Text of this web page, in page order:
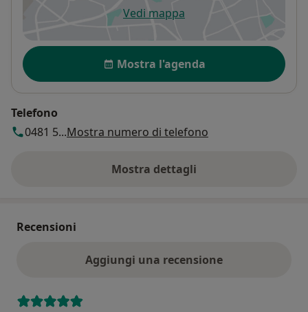
Vedi mappasi apre in una nuova scheda
Disponibilità
Mostra l'agenda
Telefono
0481 5...Mostra numero di telefono
Mostra dettagli
sull'indirizzo
Recensioni
Aggiungi una recensione